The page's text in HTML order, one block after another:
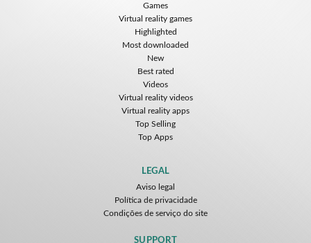
Games
Virtual reality games
Highlighted
Most downloaded
New
Best rated
Videos
Virtual reality videos
Virtual reality apps
Top Selling
Top Apps
LEGAL
Aviso legal
Política de privacidade
Condições de serviço do site
SUPPORT